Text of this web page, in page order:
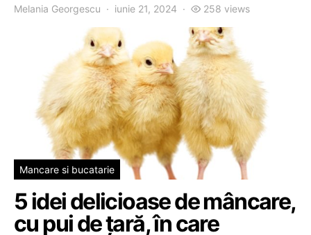
Melania Georgescu iunie 21, 2024 258 views
Mancare si bucatarie
5 idei delicioase de mâncare,
cu pui de țară, în care